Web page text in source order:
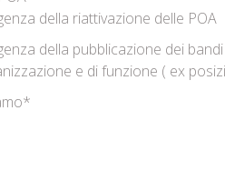
della riattivazione delle POA
della pubblicazione dei
e di funzione ( ex